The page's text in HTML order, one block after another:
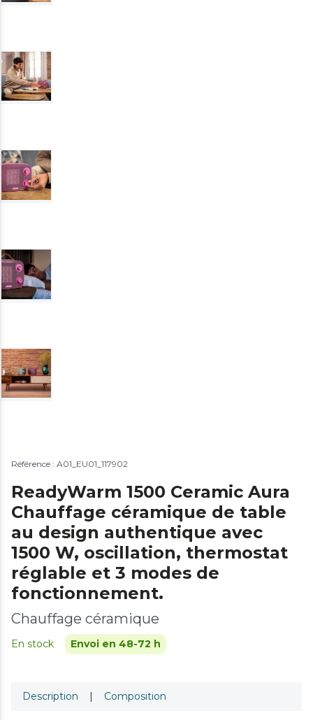
Référence : A01_EU01_117902
ReadyWarm 1500 Ceramic Aura
Chauffage céramique de table
au design authentique avec
1500 W, oscillation, thermostat
réglable et 3 modes de
fonctionnement.
Chauffage céramique
En stock Envoi en 48-72 h
Description | Composition